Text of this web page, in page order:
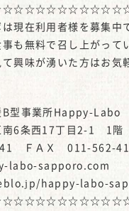
現在利用者様を募集中
も無料で召し上がって
興味が湧いた方はお気
B型事業所Happy-Labo
南6条西17丁目2-1 1階
ＦＡＸ 011-562-
labo-sapporo.com
happy-labo-